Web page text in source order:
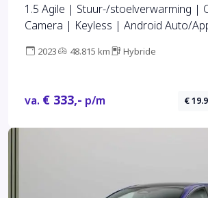
1.5 Agile | Stuur-/stoelverwarming |
Camera | Keyless | Android Auto/
2023 48.815 km Hybride
va. € 333,- p/m €